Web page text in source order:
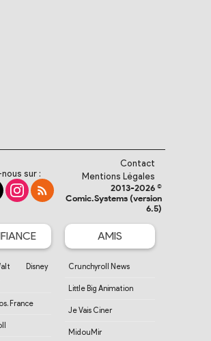
sur :
Contact
Mentions Légales
2013-2026 ©
Comic.Systems (version
6.5)
Disney
France
AMIS
Crunchyroll News
Little Big Animation
Je Vais Ciner
MidouMir